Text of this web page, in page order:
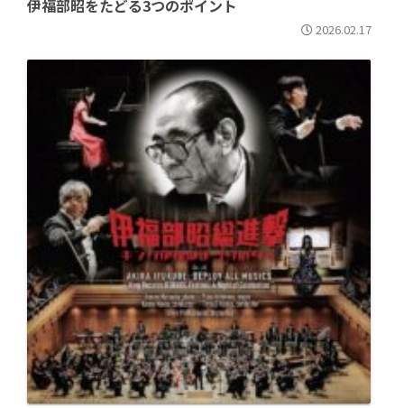
伊福部昭をたどる3つのポイント
2026.02.17